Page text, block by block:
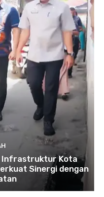
Infrastruktur Kota
Sinergi dengan